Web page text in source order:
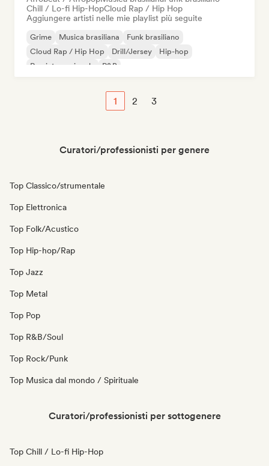
Chill / Lo-fi Hip-HopCloud Rap / Hip Hop
Aggiungere artisti nelle mie playlist più seguite
Grime Musica brasiliana
Funk brasiliano
Cloud Rap / Hip Hop
Drill/Jersey
Hip-hop
Rap internazionale
R&B
1 2 3
Curatori/professionisti per genere
Top Classico/strumentale
Top Elettronica
Top Folk/Acustico
Top Hip-hop/Rap
Top Jazz
Top Metal
Top Pop
Top R&B/Soul
Top Rock/Punk
Top Musica dal mondo / Spirituale
Curatori/professionisti per sottogenere
Top Chill / Lo-fi Hip-Hop